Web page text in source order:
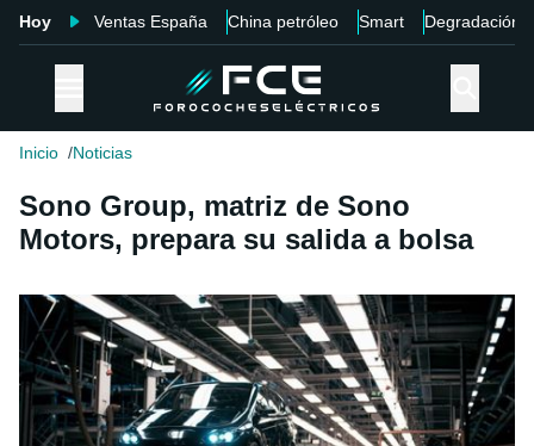
Hoy Ventas España China petróleo Smart Degradación
Inicio Noticias
Sono Group, matriz de Sono
Motors, prepara su salida a bolsa